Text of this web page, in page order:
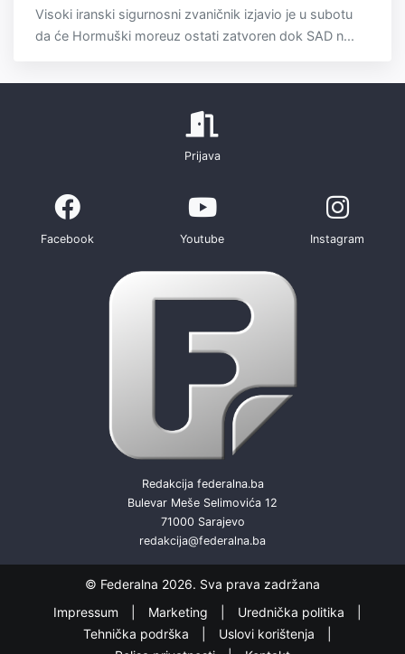
Visoki iranski sigurnosni zvaničnik izjavio je u subotu
da će Hormuški moreuz ostati zatvoren dok SAD n...
Prijava
Facebook Youtube Instagram
Redakcija federalna.ba
Bulevar Meše Selimovića 12
71000 Sarajevo
redakcija@federalna.ba
© Federalna 2026. Sva prava zadržana
Impressum
Marketing
Urednička politika
Tehnička podrška
Uslovi korištenja